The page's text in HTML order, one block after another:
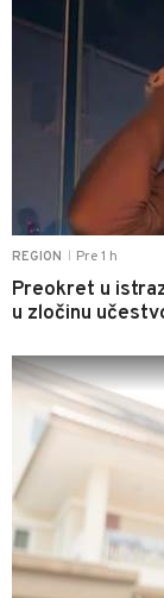
REGION Pre 1 h
Preokret u
u zločinu